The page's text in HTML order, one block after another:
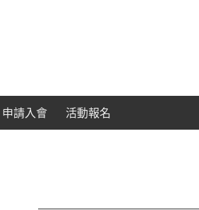
申請入會 活動報名